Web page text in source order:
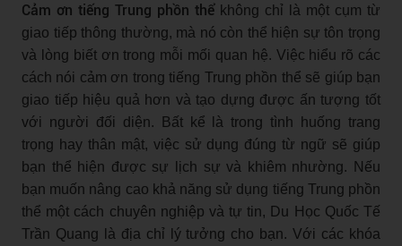
Cảm ơn tiếng Trung phồn thể không chỉ là một cụm từ
giao tiếp thông thường, mà nó còn thể hiện sự tôn trọng
và lòng biết ơn trong mỗi mối quan hệ. Việc hiểu rõ các
cách nói cảm ơn trong tiếng Trung phồn thể sẽ giúp bạn
giao tiếp hiệu quả hơn và tạo dựng được ấn tượng tốt
với người đối diện. Bất kể là trong tình huống trang
trọng hay thân mật, việc sử dụng đúng từ ngữ sẽ giúp
bạn thể hiện được sự lịch sự và khiêm nhường. Nếu
bạn muốn nâng cao khả năng sử dụng tiếng Trung phồn
thể một cách chuyên nghiệp và tự tin, Du Học Quốc Tế
Trần Quang là địa chỉ lý tưởng cho bạn. Với các khóa